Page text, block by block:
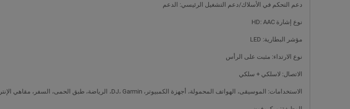
دعم التحكم في الأسلاك/دعم التشغيل الرئيسي: الدعم
نوع إشارة HD: AAC
مؤشر البطارية: LED
نوع الارتداء: مثبت على الرأس
الاتصال: لاسلكي + سلكي
الاستخدامات: الموسيقى، الهواتف المحمولة، أجهزة الكمبيوتر، DJ، Garmin، الرياضة، طبق الحمى، السفر، مقاهي الإنترنت، سماعات iPod، سماعات HiFi